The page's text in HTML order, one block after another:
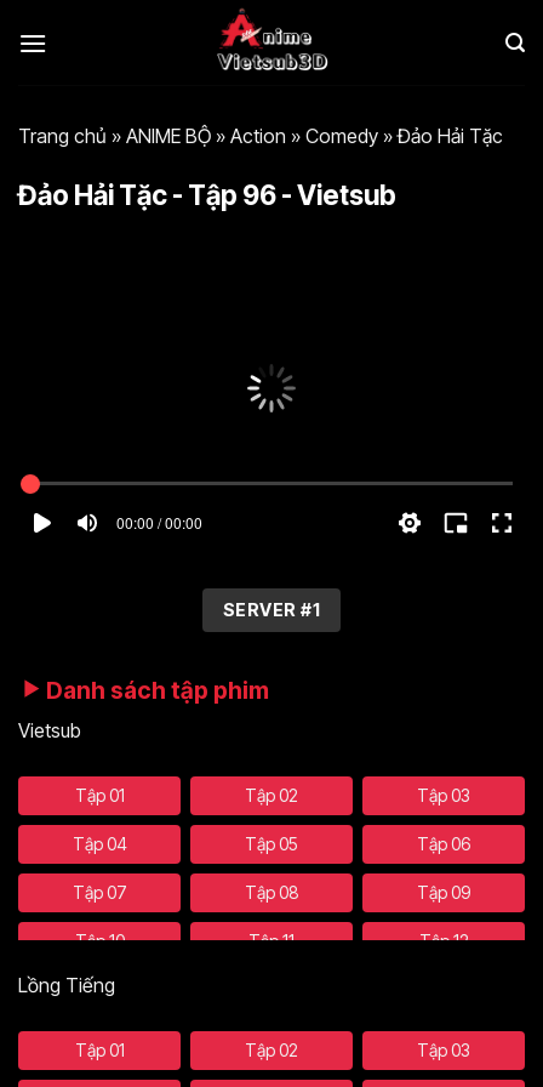
qua
Trang chủ » ANIME BỘ » Action » Comedy »Đảo Hải Tặc
Đảo Hải Tặc - Tập 96 - Vietsub
00:00 / 00:00
SERVER #1
Danh sách tập phim
Vietsub
Tập 01 Tập 02 Tập 03
Tập 04 Tập 05 Tập 06
Tập 07 Tập 08 Tập 09
Tập 10 Tập 11 Tập 12
Tập 13
Tập 16 Tập 17 Tập 18
Lồng Tiếng
Tập 01 Tập 02 Tập 03